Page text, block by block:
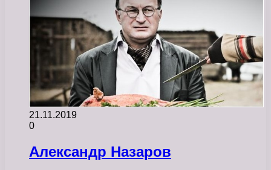
21.11.2019
0
Александр Назаров